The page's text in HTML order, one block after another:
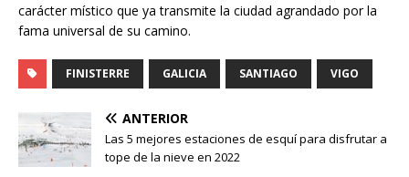
carácter místico que ya transmite la ciudad agrandado por la
fama universal de su camino.
FINISTERRE GALICIA SANTIAGO VIGO
ANTERIOR
Las 5 mejores estaciones de esquí para disfrutar a
tope de la nieve en 2022